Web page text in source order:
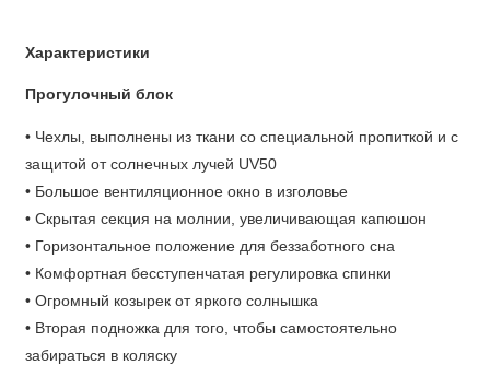
Характеристики
Прогулочный блок
• Чехлы, выполнены из ткани со специальной пропиткой и с
защитой от солнечных лучей UV50
• Большое вентиляционное окно в изголовье
• Скрытая секция на молнии, увеличивающая капюшон
• Горизонтальное положение для беззаботного сна
• Комфортная бесступенчатая регулировка спинки
• Огромный козырек от яркого солнышка
• Вторая подножка для того, чтобы самостоятельно
забираться в коляску